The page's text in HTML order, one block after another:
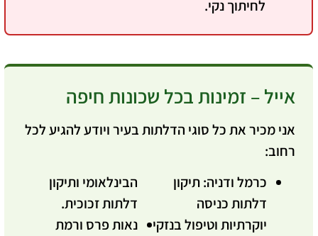
לחיתוך נקי.
אייל – זמינות בכל שכונות חיפה
אני מכיר את כל סוגי הדלתות בעיר ויודע להגיע לכל
רחוב:
כרמל ודניה:תיקון
דלתות כניסה
יוקרתיות וטיפול בנזקי
הבינלאומי ותיקון
דלתות זכוכית.
נאות פרס ורמת